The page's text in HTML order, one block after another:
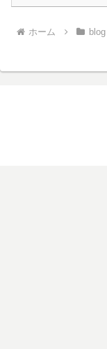
ホーム blog